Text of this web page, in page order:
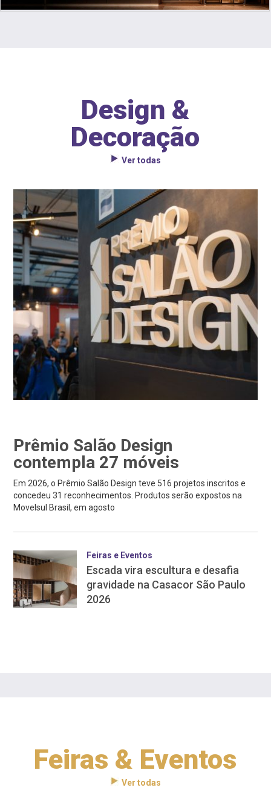
Design &
Decoração
Ver todas
Prêmio Salão Design
contempla 27 móveis
Em 2026, o Prêmio Salão Design teve 516 projetos inscritos e
concedeu 31 reconhecimentos. Produtos serão expostos na
Movelsul Brasil, em agosto
Feiras e Eventos
Escada vira escultura e desafia
gravidade na Casacor São Paulo
2026
Feiras & Eventos
Ver todas